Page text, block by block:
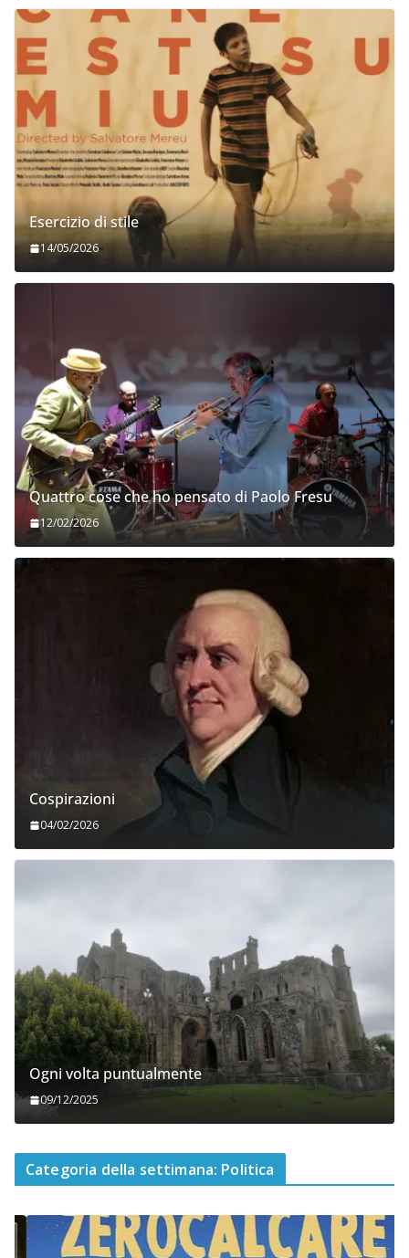
Esercizio di stile
14/05/2026
Quattro cose che ho pensato di Paolo Fresu
12/02/2026
Cospirazioni
04/02/2026
Ogni volta puntualmente
09/12/2025
Categoria della settimana: Politica